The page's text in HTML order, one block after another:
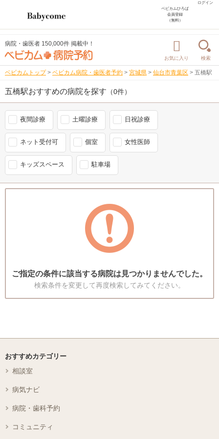
ログイン
ベビカムひろば
会員登録
（無料）
病院・歯医者 150,000件 掲載中！
お気に入り 検索
ベビカムトップ > ベビカム病院・歯医者予約 > 宮城県 > 仙台市青葉区 > 五橋駅
五橋駅おすすめの病院を探す （0件）
夜間診療 土曜診療 日祝診療
ネット受付可 個室 女性医師
キッズスペース 駐車場
ご指定の条件に該当する病院は見つかりませんでした。
検索条件を変更して再度検索してみてください。
おすすめカテゴリー
相談室
病気ナビ
病院・歯科予約
コミュニティ